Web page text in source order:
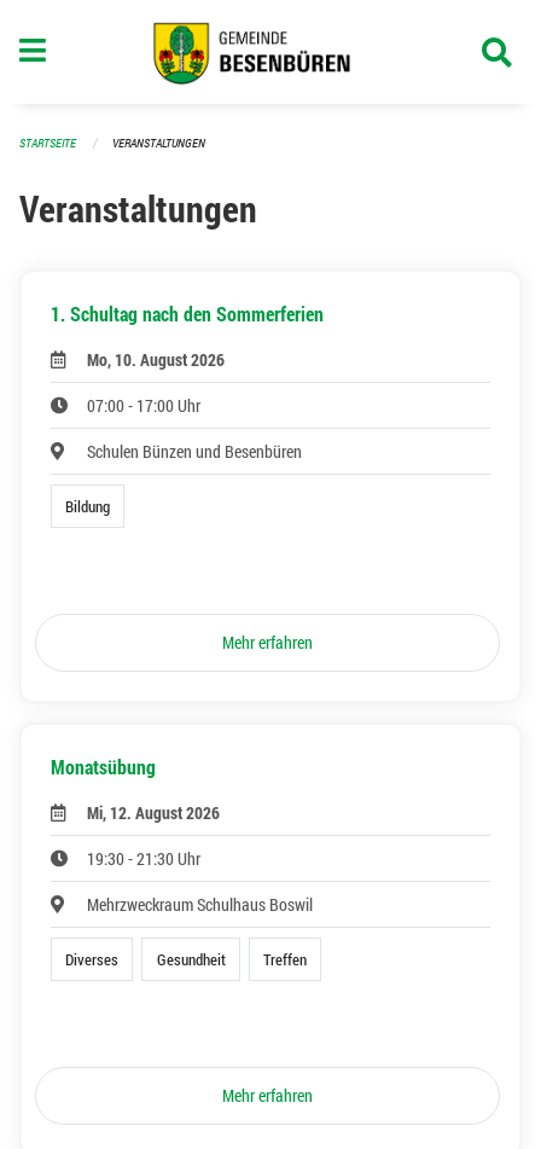
STARTSEITE VERANSTALTUNGEN
Veranstaltungen
1. Schultag nach den Sommerferien
Mo, 10. August 2026
07:00 - 17:00 Uhr
Schulen Bünzen und Besenbüren
Bildung
Mehr erfahren
Monatsübung
Mi, 12. August 2026
19:30 - 21:30 Uhr
Mehrzweckraum Schulhaus Boswil
Diverses Gesundheit Treffen
Mehr erfahren